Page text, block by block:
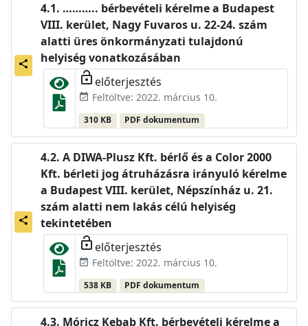
share
……….. bérbevételi kérelme a Budapest
VIII. kerület, Nagy Fuvaros u. 22-24. szám
alatti üres önkormányzati tulajdonú
helyiség vonatkozásában
lock_open előterjesztés
event_available Feltöltve: 2022. március 10.
310 KB PDF dokumentum
share
A DIWA-Plusz Kft. bérlő és a Color 2000
Kft. bérleti jog átruházásra irányuló kérelme
a Budapest VIII. kerület, Népszínház u. 21.
szám alatti nem lakás célú helyiség
tekintetében
lock_open előterjesztés
event_available Feltöltve: 2022. március 10.
538 KB PDF dokumentum
Móricz Kebab Kft. bérbevételi kérelme a